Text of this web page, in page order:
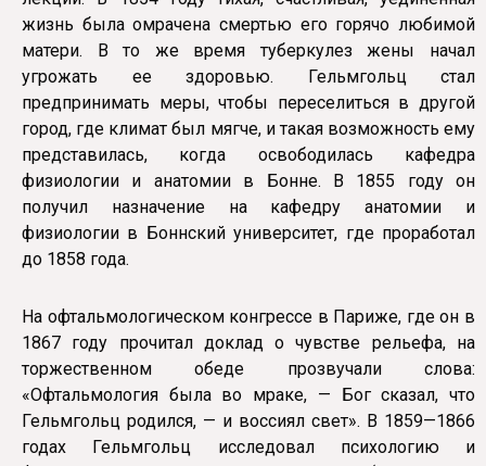
жизнь была омрачена смертью его горячо любимой
матери. В то же время туберкулез жены начал
угрожать ее здоровью. Гельмгольц стал
предпринимать меры, чтобы переселиться в другой
город, где климат был мягче, и такая возможность ему
представилась, когда освободилась кафедра
физиологии и анатомии в Бонне. В 1855 году он
получил назначение на кафедру анатомии и
физиологии в Боннский университет, где проработал
до 1858 года.
На офтальмологическом конгрессе в Париже, где он в
1867 году прочитал доклад о чувстве рельефа, на
торжественном обеде прозвучали слова:
«Офтальмология была во мраке, — Бог сказал, что
Гельмгольц родился, — и воссиял свет». В 1859—1866
годах Гельмгольц исследовал психологию и